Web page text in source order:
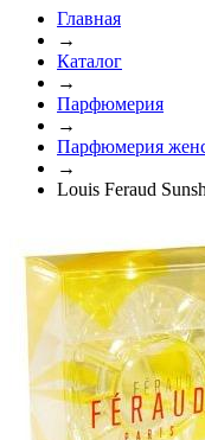
Главная
→
Каталог
→
Парфюмерия
→
Парфюмерия
→
Louis Feraud